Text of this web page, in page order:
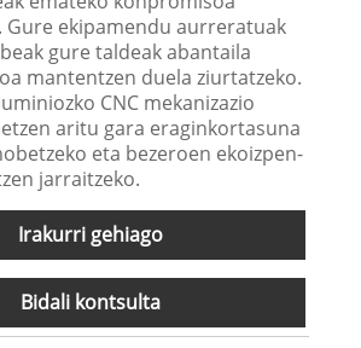
Gure ekipamendu aurreratuak
gure taldeak abantaila
mantentzen duela ziurtatzeko.
CNC mekanizazio
aritu gara eraginkortasuna
eta bezeroen ekoizpen-
jarraitzeko.
Irakurri gehiago
Bidali kontsulta